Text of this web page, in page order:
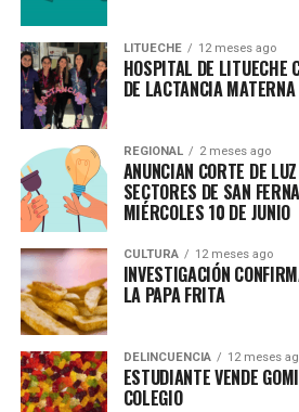
LITUECHE 12 meses ago
HOSPITAL DE LITUECHE
DE LACTANCIA MATERNA
REGIONAL 2 meses ago
ANUNCIAN CORTE DE
SECTORES DE SAN
MIÉRCOLES 10 DE JUNIO
CULTURA 12 meses ago
INVESTIGACIÓN
LA PAPA FRITA
DELINCUENCIA 12 meses
ESTUDIANTE VENDE
COLEGIO